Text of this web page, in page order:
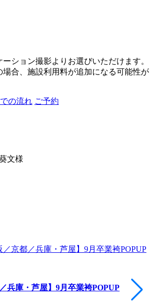
ション撮影よりお選びいただけます。
場合、施設利用料が追加になる可能性が
の流れ ご予約
文様
兵庫・芦屋】9月卒業袴POPUP